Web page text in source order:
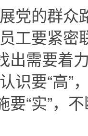
的群众
工要紧
出需要着
识要“高”
要“实”，